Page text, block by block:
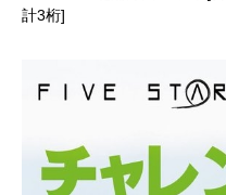
計3桁]